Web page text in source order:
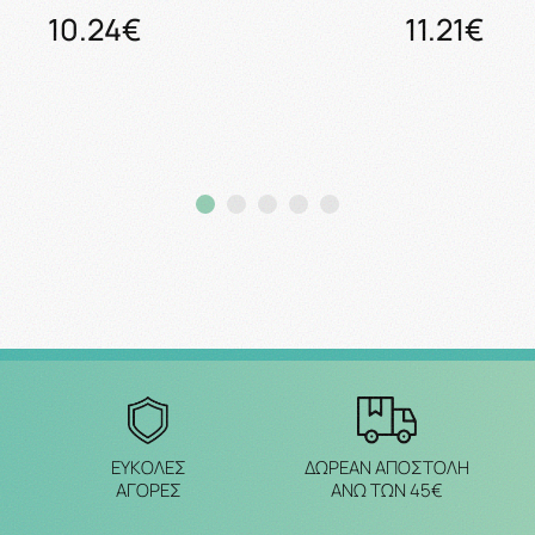
10.24€ 11.21€
ΕΥΚΟΛΕΣ
ΑΓΟΡΕΣ
ΔΩΡΕΑΝ ΑΠΟΣΤΟΛΗ
ΑΝΩ ΤΩΝ 45€